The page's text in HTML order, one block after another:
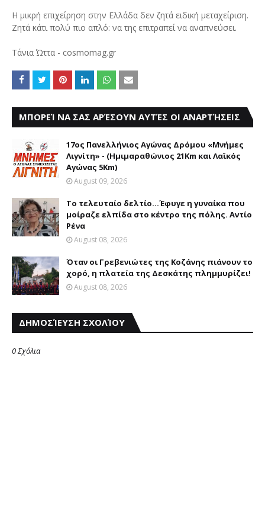
Η μικρή επιχείρηση στην Ελλάδα δεν ζητά ειδική μεταχείριση.
Ζητά κάτι πολύ πιο απλό: να της επιτραπεί να αναπνεύσει.
Τάνια Ώττα - cosmomag.gr
ΜΠΟΡΕΊ ΝΑ ΣΑΣ ΑΡΈΣΟΥΝ ΑΥΤΈΣ ΟΙ ΑΝΑΡΤΉΣΕΙΣ
17ος Πανελλήνιος Αγώνας Δρόμου «Μνήμες
Λιγνίτη» - (Ημιμαραθώνιος 21Km και Λαϊκός
Αγώνας 5Km)
August 09, 2026
Το τελευταίο δελτίο...Έφυγε η γυναίκα που
μοίραζε ελπίδα στο κέντρο της πόλης. Αντίο
Ρένα
August 08, 2026
Όταν οι Γρεβενιώτες της Κοζάνης πιάνουν το
χορό, η πλατεία της Δεσκάτης πλημμυρίζει!
August 08, 2026
ΔΗΜΟΣΊΕΥΣΗ ΣΧΟΛΊΟΥ
0 Σχόλια